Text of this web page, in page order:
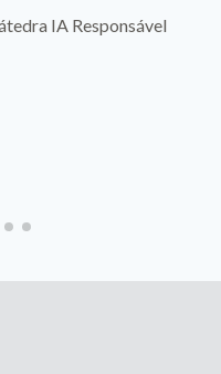
IA Responsável